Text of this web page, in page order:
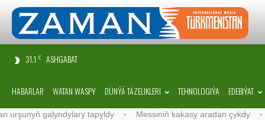
31.1 C ASHGABAT
HABARLAR WATAN WASPY DÜNÝÄ TÄZELIKLERI TEHNOLOGIÝA EDEBIÝAT
galyndylary tapyldy · Messiniň kakasy aradan çykdy ·